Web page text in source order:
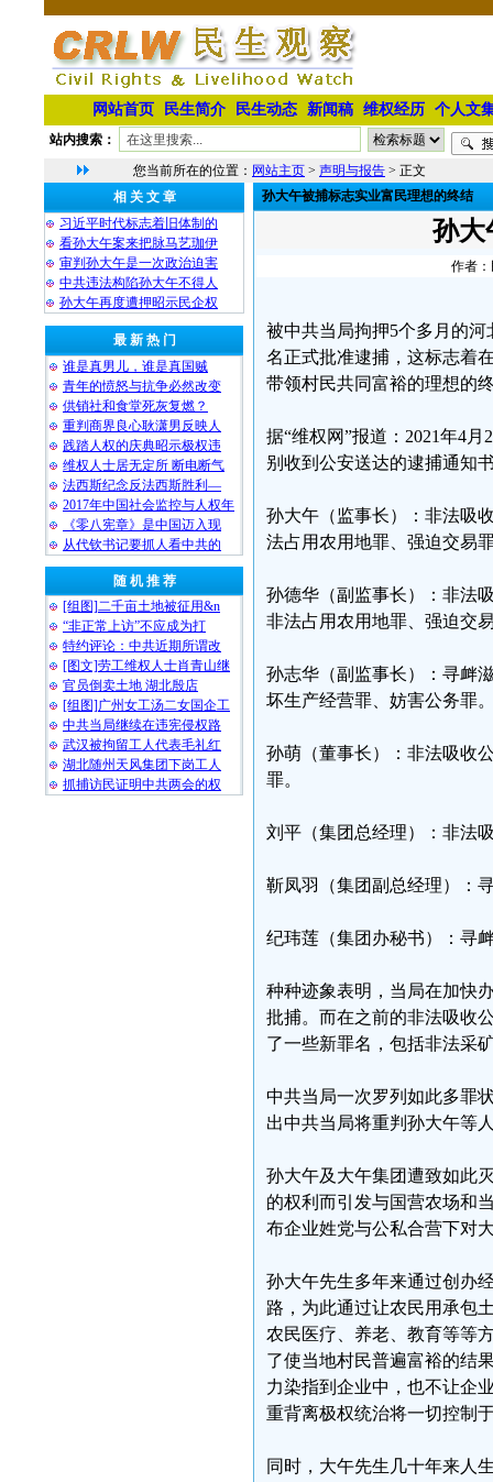
网站首页 民生简介 民生动态 新闻稿 维权经历 个人文
站内搜索：
您当前所在的位置： 网站主页 > 声明与报告 > 正文
相 关 文 章
习近平时代标志着旧体制的
看孙大午案来把脉马艺珈伊
审判孙大午是一次政治迫害
中共违法构陷孙大午不得人
孙大午再度遭押昭示民企权
最 新 热 门
谁是真男儿，谁是真国贼
青年的愤怒与抗争必然改变
供销社和食堂死灰复燃？
重判商界良心耿潇男反映人
践踏人权的庆典昭示极权违
维权人士居无定所 断电断气
法西斯纪念反法西斯胜利—
2017年中国社会监控与人权年
《零八宪章》是中国迈入现
从代钦书记要抓人看中共的
随 机 推 荐
[组图]二千亩土地被征用&n
“非正常上访”不应成为打
特约评论：中共近期所谓改
[图文]劳工维权人士肖青山继
官员倒卖土地 湖北殷店
[组图]广州女工汤二女国企工
中共当局继续在违宪侵权路
武汉被拘留工人代表毛礼红
湖北随州天风集团下岗工人
抓捕访民证明中共两会的权
孙大午被捕标志实业富民理想的终结
孙大
作者：
被中共当局拘押5个多月的
名正式批准逮捕，这标志着
带领村民共同富裕的理想的
据“维权网”报道：2021年4
别收到公安送达的逮捕通知
孙大午（监事长）：非法吸
法占用农用地罪、强迫交易
孙德华（副监事长）：非法
非法占用农用地罪、强迫交
孙志华（副监事长）：寻衅
坏生产经营罪、妨害公务罪
孙萌（董事长）：非法吸收
罪。
刘平（集团总经理）：非法
靳凤羽（集团副总经理）：
纪玮莲（集团办秘书）：寻
种种迹象表明，当局在加快
批捕。而在之前的非法吸收
了一些新罪名，包括非法采
中共当局一次罗列如此多罪
出中共当局将重判孙大午等
孙大午及大午集团遭致如此
的权利而引发与国营农场和
布企业姓党与公私合营下对
孙大午先生多年来通过创办
路，为此通过让农民用承包
农民医疗、养老、教育等等
了使当地村民普遍富裕的结
力染指到企业中，也不让企
重背离极权统治将一切控制
同时，大午先生几十年来人